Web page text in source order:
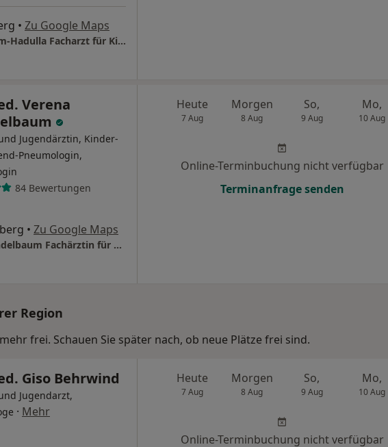
• Zu Google Maps
Praxis Dr.med. Nikolai Holm-Hadulla Facharzt für Kinder- und Jugendmedizin
Verena
Jugendärztin, Kinder-
Pneumologin,
84 Bewertungen
• Zu Google Maps
Praxis Dr.med. Verena Mandelbaum Fachärztin für Kinder- und Jugendmedizin
Heute
7 Aug
Morgen
8 Aug
So,
9 Aug
Mo,
10 Aug
Online-Terminbuchung nicht verfügbar
Terminanfrage senden
Region
frei. Schauen Sie später nach, ob neue Plätze frei sind.
Giso Behrwind
Jugendarzt,
· Mehr
Heute
7 Aug
Morgen
8 Aug
So,
9 Aug
Mo,
10 Aug
Online-Terminbuchung nicht verfügbar